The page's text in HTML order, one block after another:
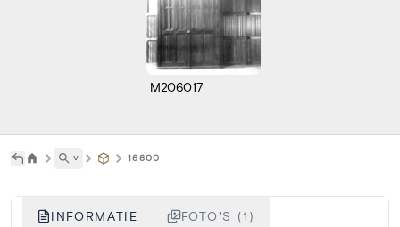
M206017
˅ 16600
INFORMATIE FOTO'S (1)